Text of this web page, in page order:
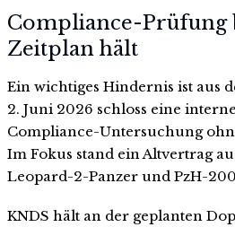
Compliance-Prüfung
Zeitplan hält
Ein wichtiges Hindernis ist aus
2. Juni 2026 schloss eine
Compliance-Untersuchung
Im Fokus stand ein Altvertrag
Leopard-2-Panzer und PzH-
KNDS hält an der geplanten